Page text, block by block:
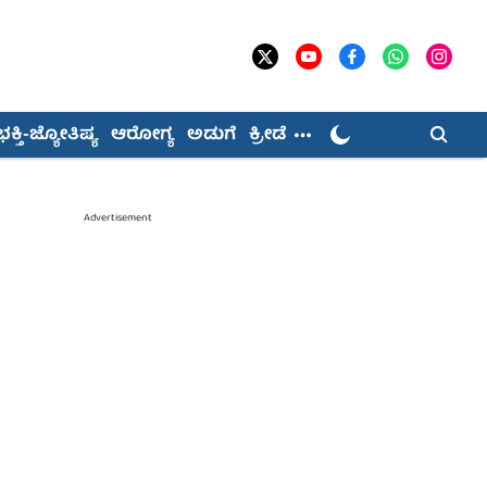
ಜ್ಯೋತಿಷ್ಯ ಆರೋಗ್ಯ ಅಡುಗೆ ಕ್ರೀಡೆ
Advertisement